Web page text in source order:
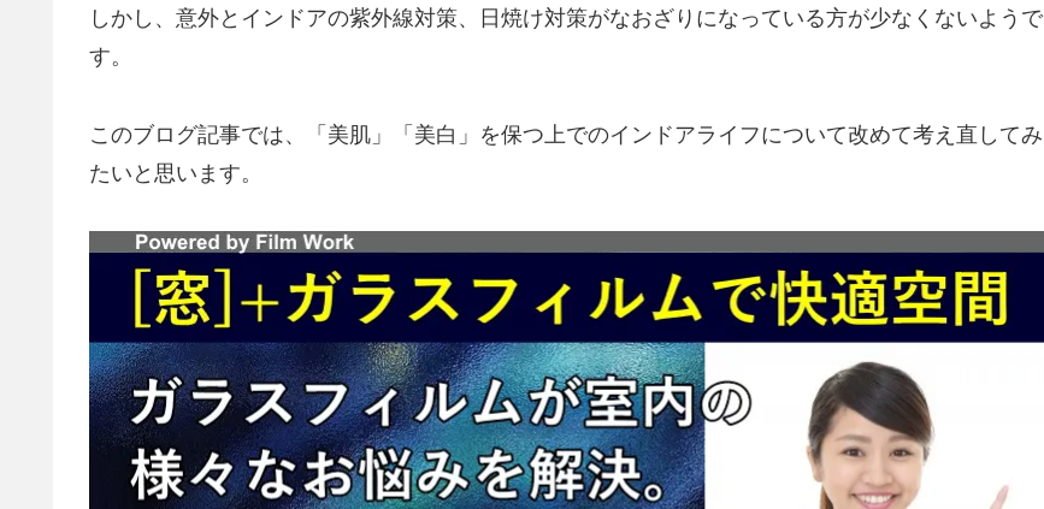
しかし、意外とインドアの紫外線対策、日焼け対策がなおざりになっている方が少なくないようで
す。
このブログ記事では、「美肌」「美白」を保つ上でのインドアライフについて改めて考え直してみ
たいと思います。